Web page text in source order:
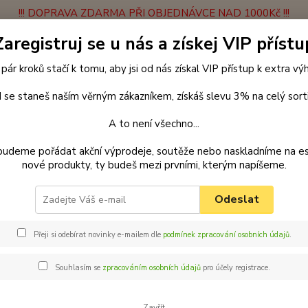
!!! DOPRAVA ZDARMA PŘI OBJEDNÁVCE NAD 1000Kč !!!
Vrácení zboží Obchodní podmínky Velkoobchodní spolupráce
bezpečnostní pás do auta
nebo
se u nás a získej VIP
kroků stačí k tomu, aby jsi od nás získal VIP přístup k extra
se staneš naším věrným zákazníkem, získáš slevu 3% na celý
A to není všechno...
pořádat akční výprodeje, soutěže nebo naskladníme na
nové produkty, ty budeš mezi prvními, kterým napíšeme.
Odeslat
Přeji si odebírat novinky e-mailem dle podmínek zpracování osobních údajů.
Souhlasím se zpracováním osobních údajůpro účely registrace.